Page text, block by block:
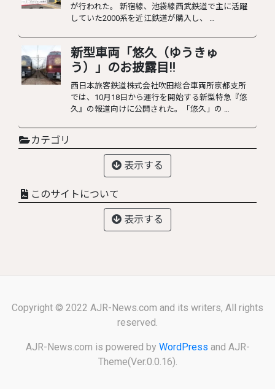
が行われた。 新宿線、池袋線西武鉄道で主に活躍
していた2000系を近江鉄道が購入し、 …
新型車両「悠久（ゆうきゅ
う）」のお披露目‼︎
西日本旅客鉄道株式会社吹田総合車両所京都支所
では、10月18日から運行を開始する新型特急『悠
久』の報道向けに公開された。「悠久」の …
カテゴリ
表示する
このサイトについて
表示する
Copyright © 2022 AJR-News.com and its writers, All rights
reserved.
AJR-News.com is powered by WordPress and AJR-
Theme(Ver.0.0.16).